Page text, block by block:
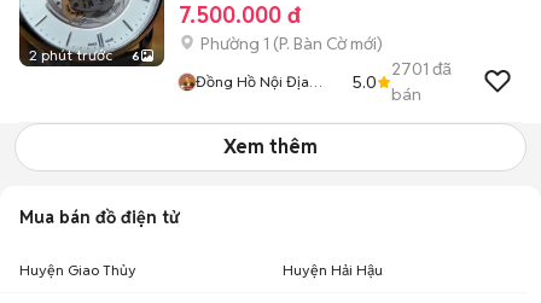
2 phút trước 6
7.500.000 đ
Phường 1 (P. Bàn Cờmới)
Đồng Hồ Nội Địa
5.0
2701 đã
bán
Xem thêm
Mua bán đồ điện tử
Huyện Giao Thủy Huyện Hải Hậu